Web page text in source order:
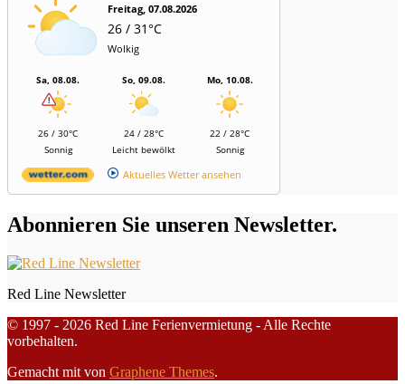
Freitag, 07.08.2026
26 / 31°C
Wolkig
Sa, 08.08.
26 / 30°C
Sonnig
So, 09.08.
24 / 28°C
Leicht bewölkt
Mo, 10.08.
22 / 28°C
Sonnig
Aktuelles Wetter ansehen
Abonnieren Sie unseren Newsletter.
Red Line Newsletter
© 1997 - 2026 Red Line Ferienvermietung - Alle Rechte
vorbehalten.
Gemacht mit von Graphene Themes.